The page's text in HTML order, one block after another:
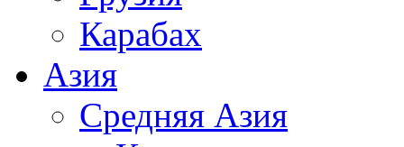
Карабах
Азия
Средняя Азия